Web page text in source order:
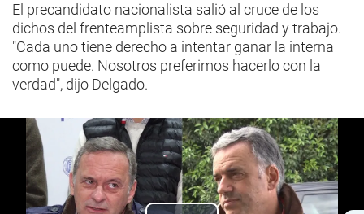
El precandidato nacionalista salió al cruce de los
dichos del frenteamplista sobre seguridad y trabajo.
"Cada uno tiene derecho a intentar ganar la interna
como puede. Nosotros preferimos hacerlo con la
verdad", dijo Delgado.